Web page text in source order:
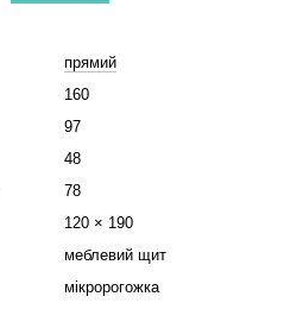
прямий
160
97
48
78
120 × 190
меблевий щит
мікророгожка